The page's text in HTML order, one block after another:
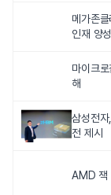
메가존
인재 양
마이크
해
삼성전
전 제시
AMD 잭